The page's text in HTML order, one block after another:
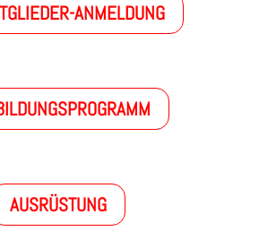
ANMELDUNG
AUSRÜSTUNG